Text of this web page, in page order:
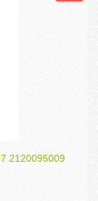
2120095009